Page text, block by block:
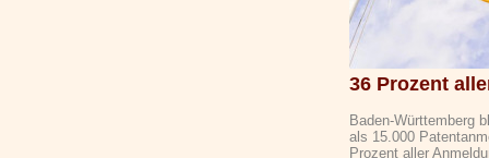
36 Prozent
Baden-Württemberg
als 15.000
Prozent aller